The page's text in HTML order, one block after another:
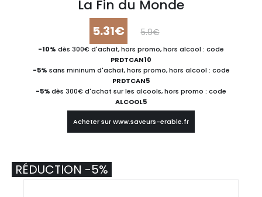
La Fin du Monde
5.31€ 5.9€
-10% dès 300€ d'achat, hors promo, hors alcool : code
PRDTCAN10
-5% sans mininum d'achat, hors promo, hors alcool : code
PRDTCAN5
-5%dès 300€ d'achat sur les alcools, hors promo : code
ALCOOL5
Acheter sur www.saveurs-erable.fr
RÉDUCTION -5%